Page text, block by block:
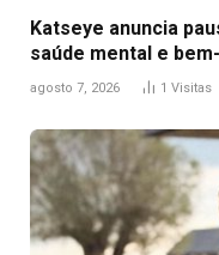
Katseye anuncia
saúde mental e
agosto 7, 2026 1 Visitas